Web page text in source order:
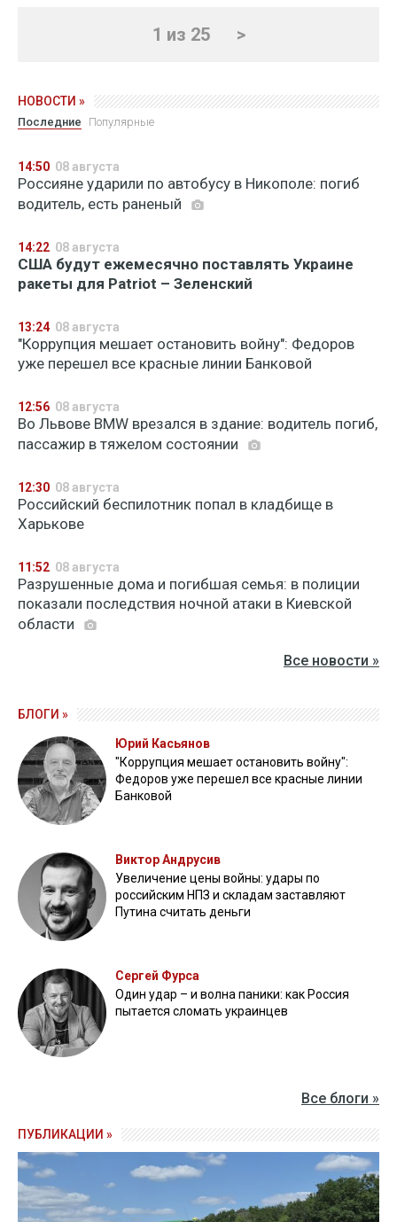
1 из 25 >
НОВОСТИ »
Последние Популярные
14:50 08 августа
Россияне ударили по автобусу в Никополе: погиб
водитель, есть раненый
14:22 08 августа
США будут ежемесячно поставлять Украине
ракеты для Patriot – Зеленский
13:24 08 августа
"Коррупция мешает остановить войну": Федоров
уже перешел все красные линии Банковой
12:56 08 августа
Во Львове BMW врезался в здание: водитель погиб,
пассажир в тяжелом состоянии
12:30 08 августа
Российский беспилотник попал в кладбище в
Харькове
11:52 08 августа
Разрушенные дома и погибшая семья: в полиции
показали последствия ночной атаки в Киевской
области
Все новости »
БЛОГИ »
Юрий Касьянов
"Коррупция мешает остановить войну":
Федоров уже перешел все красные линии
Банковой
Виктор Андрусив
Увеличение цены войны: удары по
российским НПЗ и складам заставляют
Путина считать деньги
Сергей Фурса
Один удар – и волна паники: как Россия
пытается сломать украинцев
Все блоги »
ПУБЛИКАЦИИ »